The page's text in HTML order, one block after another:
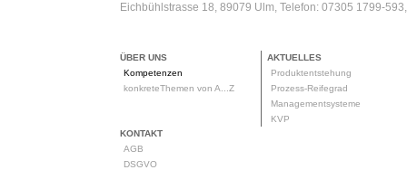
Eichbühlstrasse 18, 89079 Ulm, Telefon: 07305 1799-
ÜBER UNS
Kompetenzen
konkreteThemen von A...Z
AKTUELLES
Produktentstehung
Prozess-Reifegrad
Managementsysteme
KVP
KONTAKT
AGB
DSGVO